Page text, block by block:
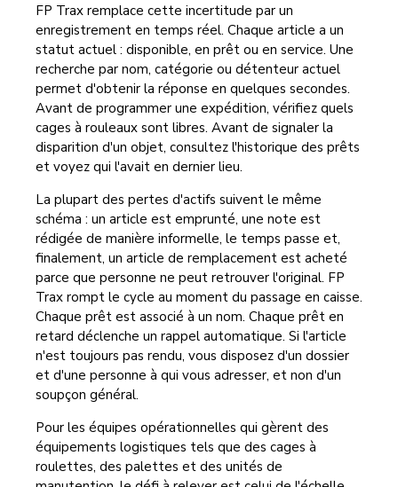
FP Trax remplace cette incertitude par un
enregistrement en temps réel. Chaque article a un
statut actuel : disponible, en prêt ou en service. Une
recherche par nom, catégorie ou détenteur actuel
permet d'obtenir la réponse en quelques secondes.
Avant de programmer une expédition, vérifiez quels
cages à rouleaux sont libres. Avant de signaler la
disparition d'un objet, consultez l'historique des prêts
et voyez qui l'avait en dernier lieu.
La plupart des pertes d'actifs suivent le même
schéma : un article est emprunté, une note est
rédigée de manière informelle, le temps passe et,
finalement, un article de remplacement est acheté
parce que personne ne peut retrouver l'original. FP
Trax rompt le cycle au moment du passage en caisse.
Chaque prêt est associé à un nom. Chaque prêt en
retard déclenche un rappel automatique. Si l'article
n'est toujours pas rendu, vous disposez d'un dossier
et d'une personne à qui vous adresser, et non d'un
soupçon général.
Pour les équipes opérationnelles qui gèrent des
équipements logistiques tels que des cages à
roulettes, des palettes et des unités de